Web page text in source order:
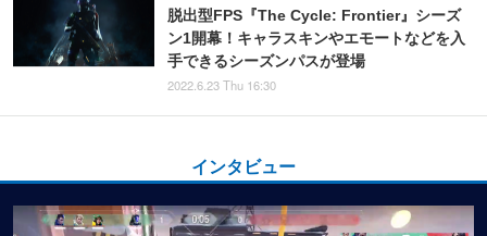
脱出型FPS『The Cycle: Frontier』シーズ
ン1開幕！キャラスキンやエモートなどを入
手できるシーズンパスが登場
2022.6.23 Thu 16:30
インタビュー